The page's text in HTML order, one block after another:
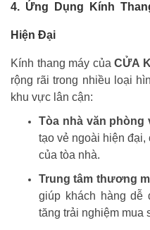
4. Ứng Dụng Kính
Hiện Đại
Kính thang máy củaCỬA
rộng rãi trong nhiều loại
khu vực lân cận:
Tòa nhà văn phòng
tạo vẻ ngoài hiện đại,
của tòa nhà.
Trung tâm thương
giúp khách hàng dễ
tăng trải nghiệm mua